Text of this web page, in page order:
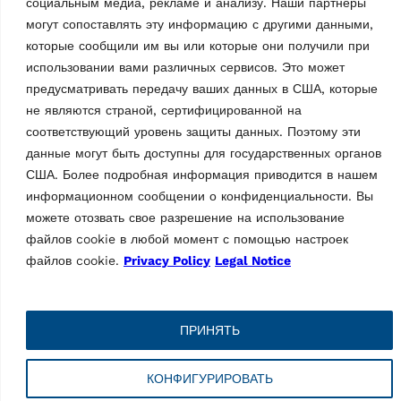
могут сопоставлять эту информацию с другими данными,
которые сообщили им вы или которые они получили при
использовании вами различных сервисов. Это может
предусматривать передачу ваших данных в США, которые
не являются страной, сертифицированной на
соответствующий уровень защиты данных. Поэтому эти
данные могут быть доступны для государственных органов
США. Более подробная информация приводится в нашем
информационном сообщении о конфиденциальности. Вы
можете отозвать свое разрешение на использование
файлов cookie в любой момент с помощью настроек
файлов cookie. Privacy Policy Legal Notice
КОНФИГУРИРОВАТЬ
ПРИНЯТЬ
4 x 89 мм, 4 x 127 мм, вкл. 2
кронштейна для установки
на опоры | 1 комплект / 8…
АКСЕССУАРЫ ДЛЯ
ДВУХСТОЕЧНЫХ
ПОДЪЁМНИКОВ
Высота пандуса 60 мм, для
очень низких автомобилей |
1 комплект / 2 шт.
АКСЕССУАРЫ ДЛЯ
ДВУХСТОЕЧНЫХ
ПОДЪЁМНИКОВ
MPN: VSG.2CALL.902085
1 комплект / 4 шт.